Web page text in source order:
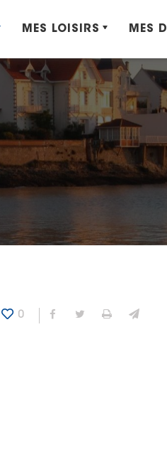
MES LOISIRS MES
0 Partager sur
Partager sur
Imprimer